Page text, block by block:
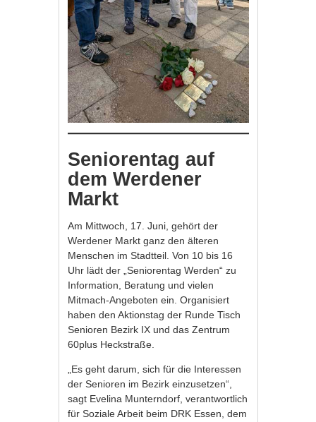
Seniorentag auf
dem Werdener
Markt
Am Mittwoch, 17. Juni, gehört der
Werdener Markt ganz den älteren
Menschen im Stadtteil. Von 10 bis 16
Uhr lädt der „Seniorentag Werden“ zu
Information, Beratung und vielen
Mitmach-Angeboten ein. Organisiert
haben den Aktionstag der Runde Tisch
Senioren Bezirk IX und das Zentrum
60plus Heckstraße.
„Es geht darum, sich für die Interessen
der Senioren im Bezirk einzusetzen“,
sagt Evelina Munterndorf, verantwortlich
für Soziale Arbeit beim DRK Essen, dem